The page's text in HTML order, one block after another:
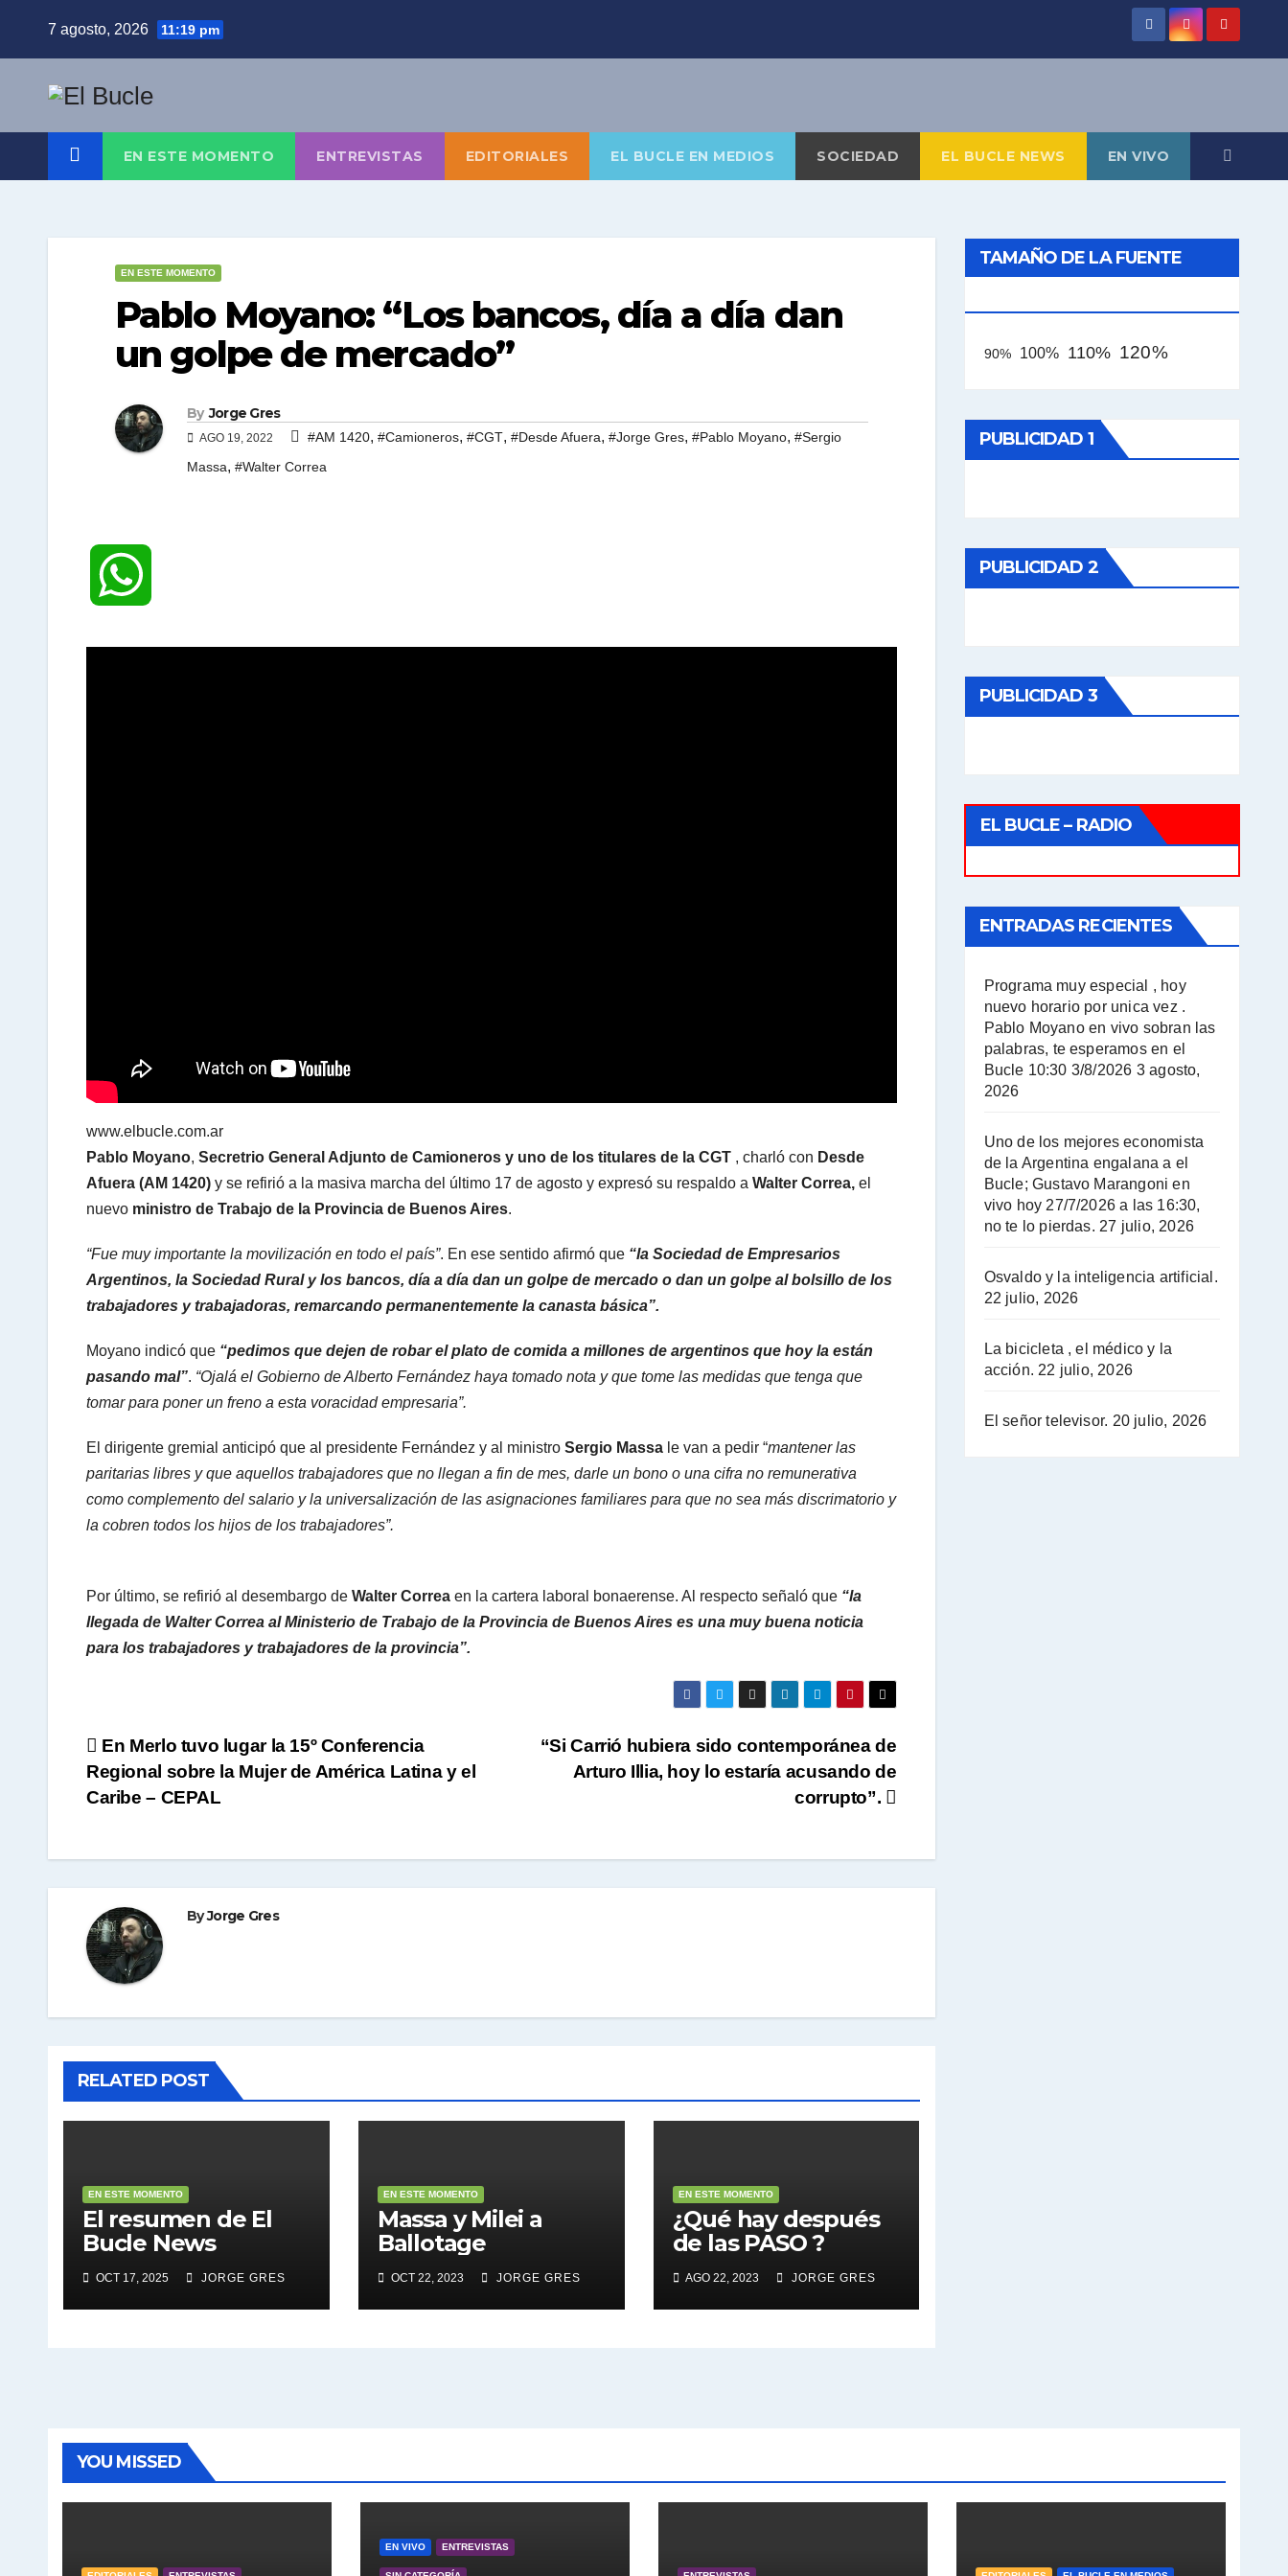
7 agosto, 2026 11:19 pm
EN ESTE MOMENTO ENTREVISTAS EDITORIALES EL BUCLE EN MEDIOS SOCIEDAD EL BUCLE NEWS EN VIVO
EN ESTE MOMENTO
Pablo Moyano: “Los bancos, día a día dan
un golpe de mercado”
By Jorge Gres
AGO 19, 2022 #AM 1420, #Camioneros, #CGT, #Desde Afuera, #Jorge Gres, #Pablo Moyano, #Sergio
Massa, #Walter Correa
www.elbucle.com.ar
Pablo Moyano, Secretrio General Adjunto de Camioneros y uno de los titulares de la CGT , charló con Desde
Afuera (AM 1420) y se refirió a la masiva marcha del último 17 de agosto y expresó su respaldo a Walter Correa, el
nuevo ministro de Trabajo de la Provincia de Buenos Aires.
“Fue muy importante la movilización en todo el país”. En ese sentido afirmó que “la Sociedad de Empresarios
Argentinos, la Sociedad Rural y los bancos, día a día dan un golpe de mercado o dan un golpe al bolsillo de los
trabajadores y trabajadoras, remarcando permanentemente la canasta básica”.
Moyano indicó que “pedimos que dejen de robar el plato de comida a millones de argentinos que hoy la están
pasando mal”. “Ojalá el Gobierno de Alberto Fernández haya tomado nota y que tome las medidas que tenga que
tomar para poner un freno a esta voracidad empresaria”.
El dirigente gremial anticipó que al presidente Fernández y al ministro Sergio Massa le van a pedir “mantener las
paritarias libres y que aquellos trabajadores que no llegan a fin de mes, darle un bono o una cifra no remunerativa
como complemento del salario y la universalización de las asignaciones familiares para que no sea más discrimatorio y
la cobren todos los hijos de los trabajadores”.
Por último, se refirió al desembargo de Walter Correa en la cartera laboral bonaerense. Al respecto señaló que “la
llegada de Walter Correa al Ministerio de Trabajo de la Provincia de Buenos Aires es una muy buena noticia
para los trabajadores y trabajadores de la provincia”.
Navegación
de
“Si Carrió hubiera sido contemporánea de
Arturo Illia, hoy lo estaría acusando de
corrupto”.
En Merlo tuvo lugar la 15º Conferencia
Regional sobre la Mujer de América Latina y el
Caribe – CEPAL
ByJorge Gres
RELATED POST
EN ESTE MOMENTO
El resumen de El
Bucle News
OCT 17, 2025 JORGE GRES
EN ESTE MOMENTO
Massa y Milei a
Ballotage
OCT 22, 2023 JORGE GRES
EN ESTE MOMENTO
¿Qué hay después
de las PASO ?
AGO 22, 2023 JORGE GRES
TAMAÑO DE LA FUENTE
90% 100% 110% 120%
PUBLICIDAD 1
PUBLICIDAD 2
PUBLICIDAD 3
EL BUCLE – RADIO
ENTRADAS RECIENTES
Programa muy especial , hoy
nuevo horario por unica vez .
Pablo Moyano en vivo sobran las
palabras, te esperamos en el
Bucle 10:30 3/8/2026 3 agosto,
2026
Uno de los mejores economista
de la Argentina engalana a el
Bucle; Gustavo Marangoni en
vivo hoy 27/7/2026 a las 16:30,
no te lo pierdas. 27 julio, 2026
Osvaldo y la inteligencia artificial.
22 julio, 2026
La bicicleta , el médico y la
acción. 22 julio, 2026
El señor televisor. 20 julio, 2026
YOU MISSED
EN VIVO ENTREVISTAS